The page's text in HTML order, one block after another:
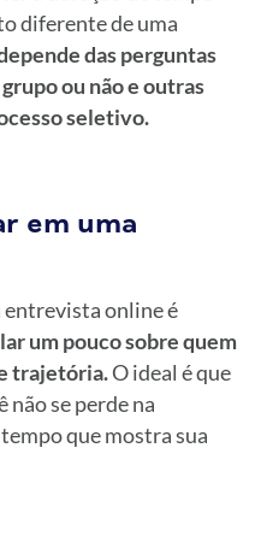
diferente de uma
das perguntas
ou não e outras
seletivo.
em uma
entrevista online é
um pouco sobre quem
trajetória.O ideal é que
não se perde na
que mostra sua